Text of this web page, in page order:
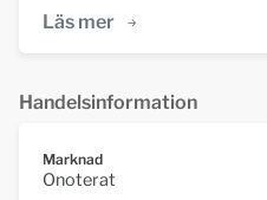
Läs mer
Handelsinformation
Marknad
Onoterat